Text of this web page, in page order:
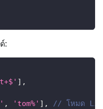
:
] ,
, 'tom%' ] ,
// โหมด